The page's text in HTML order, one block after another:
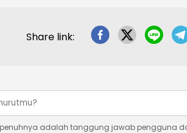
Share link:
adalah tanggung jawab pengguna